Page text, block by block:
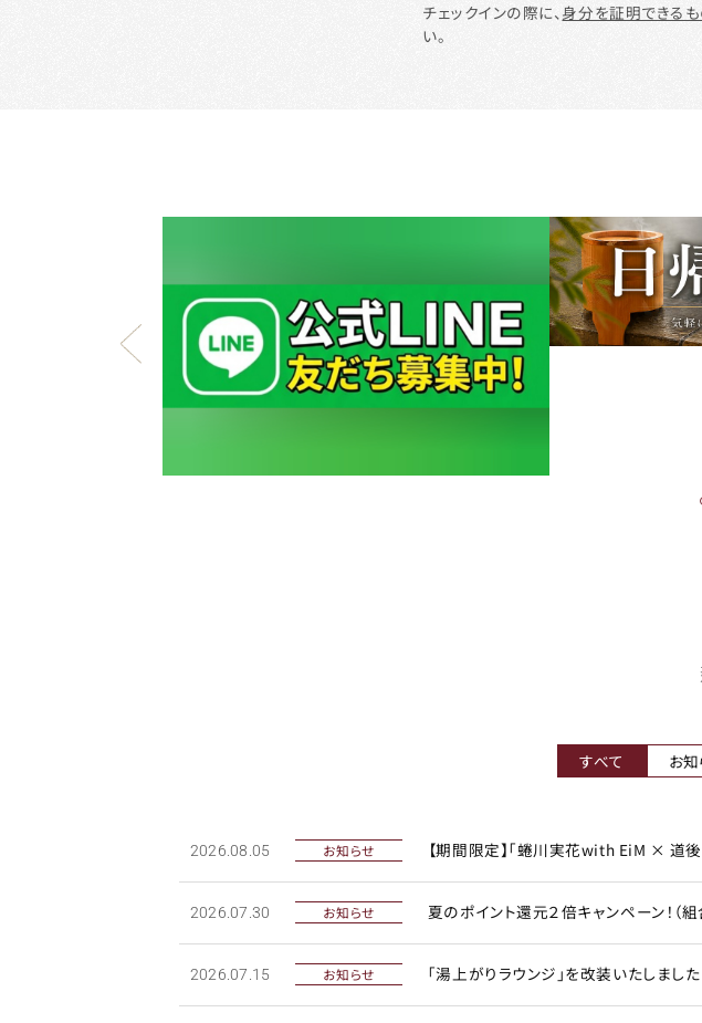
チェックインの際に、身分を証明できる
い。
すべて お
2026.08.05 お知らせ 【期間限定】「蜷川実花with EiM × 道
2026.07.30 お知らせ 夏のポイント還元２倍キャンペーン！（
2026.07.15 お知らせ 「湯上がりラウンジ」を改装いたしました